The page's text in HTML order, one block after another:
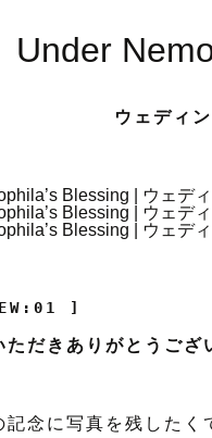
Under
ウェディ
]
ただきありがとうご
記念に写真を残したく